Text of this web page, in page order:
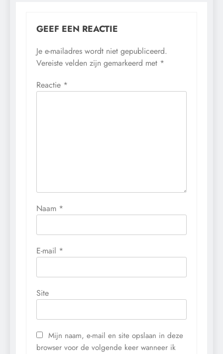
GEEF EEN REACTIE
Je e-mailadres wordt niet gepubliceerd.
Vereiste velden zijn gemarkeerd met *
Reactie *
Naam *
E-mail *
Site
Mijn naam, e-mail en site opslaan in deze
browser voor de volgende keer wanneer ik